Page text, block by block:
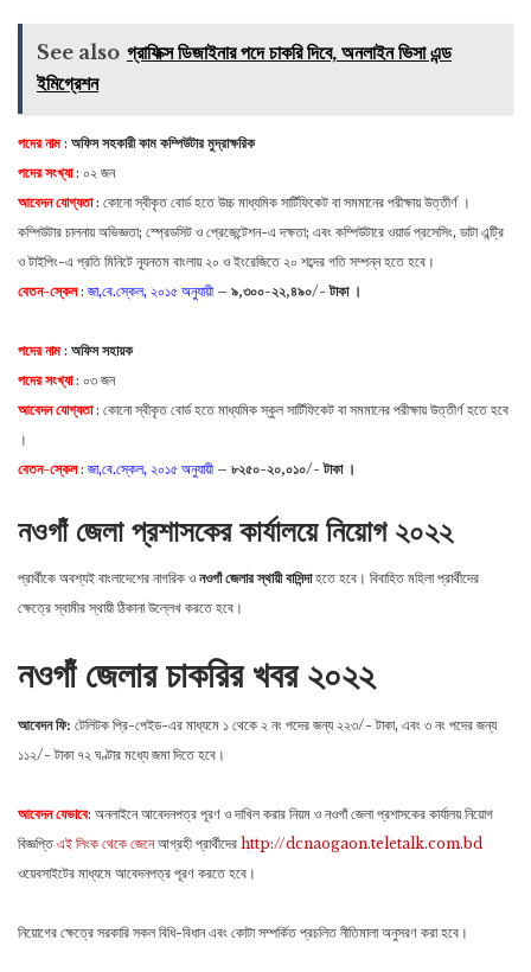
See also গ্রাফিক্স ডিজাইনার পদে চাকরি দিবে, অনলাইন ভিসা এন্ড
ইমিগ্রেশন
পদের নাম : অফিস সহকারী কাম কম্পিউটার মুদ্রাক্ষরিক
পদের সংখ্যা: ০২ জন
আবেদন যোগ্যতা: কোনো স্বীকৃত বোর্ড হতে উচ্চ মাধ্যমিক সার্টিফিকেট বা সমমানের পরীক্ষায় উত্তীর্ণ ।
কম্পিউটার চালনায় অভিজ্ঞতা; স্প্রেডসিট ও প্রেজেন্টেশন-এ দক্ষতা; এবং কম্পিউটারে ওয়ার্ড প্রসেসিং, ডাটা এন্ট্রি
ও টাইপিং-এ প্রতি মিনিটে ন্যূনতম বাংলায় ২০ ও ইংরেজিতে ২০ শব্দের গতি সম্পন্ন হতে হবে।
বেতন-স্কেল: জা,বে.স্কেল, ২০১৫ অনুযায়ী– ৯,৩০০-২২,৪৯০/- টাকা ।
পদের নাম : অফিস সহায়ক
পদের সংখ্যা: ০৩ জন
আবেদন যোগ্যতা: কোনো স্বীকৃত বোর্ড হতে মাধ্যমিক স্কুল সার্টিফিকেট বা সমমানের পরীক্ষায় উত্তীর্ণ হতে হবে
।
বেতন-স্কেল: জা,বে.স্কেল, ২০১৫ অনুযায়ী– ৮২৫০-২০,০১০/- টাকা ।
নওগাঁ জেলা প্রশাসকের কার্যালয়ে নিয়োগ ২০২২
প্রার্থীকে অবশ্যই বাংলাদেশের নাগরিক ও নওগাঁ জেলার স্থায়ী বাসিন্দাহতে হবে। বিবাহিত মহিলা প্রার্থীদের
ক্ষেত্রে স্বামীর স্থায়ী ঠিকানা উল্লেখ করতে হবে।
নওগাঁ জেলার চাকরির খবর ২০২২
আবেদন ফি: টেলিটক প্রি-পেইড-এর মাধ্যমে ১ থেকে ২ নং পদের জন্য ২২৩/- টাকা, এবং ৩ নং পদের জন্য
১১২/- টাকা ৭২ ঘণ্টার মধ্যে জমা দিতে হবে।
আবেদন যেভাবে: অনলাইনে আবেদনপত্র পূরণ ও দাখিল করার নিয়ম ও নওগাঁ জেলা প্রশাসকের কার্যালয় নিয়োগ
বিজ্ঞপ্তি এই লিংক থেকে জেনেআগ্রহী প্রার্থীদের http://dcnaogaon.teletalk.com.bd
ওয়েবসাইটের মাধ্যমে আবেদনপত্র পূরণ করতে হবে।
নিয়োগের ক্ষেত্রে সরকারি সকল বিধি-বিধান এবং কোটা সম্পর্কিত প্রচলিত নীতিমালা অনুসরণ করা হবে।